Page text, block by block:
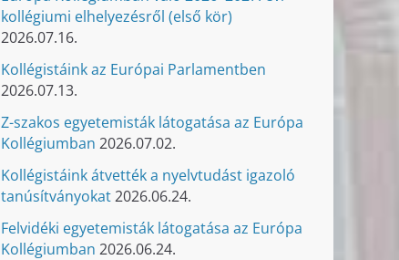
kollégiumi elhelyezésről (első kör)
2026.07.16.
Kollégistáink az Európai Parlamentben
2026.07.13.
Z-szakos egyetemisták látogatása az Európa
Kollégiumban 2026.07.02.
Kollégistáink átvették a nyelvtudást igazoló
tanúsítványokat2026.06.24.
Felvidéki egyetemisták látogatása az Európa
Kollégiumban 2026.06.24.